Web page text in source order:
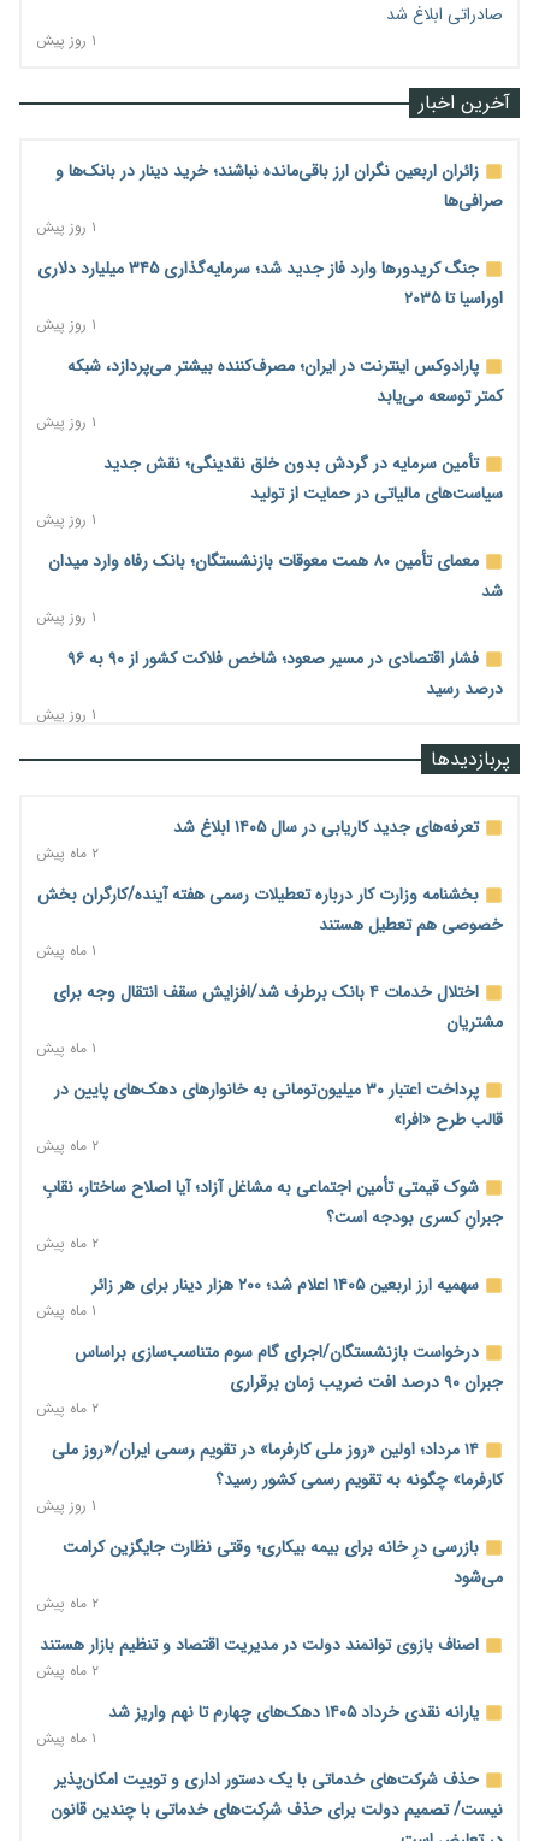
صادراتی ابلاغ شد
۱ روز پیش
آخرین اخبار
زائران اربعین نگران ارز باقی‌مانده نباشند؛ خرید دینار در بانک‌ها و
صرافی‌ها
۱ روز پیش
جنگ کریدورها وارد فاز جدید شد؛ سرمایه‌گذاری ۳۴۵ میلیارد دلاری
اوراسیا تا ۲۰۳۵
۱ روز پیش
پارادوکس اینترنت در ایران؛ مصرف‌کننده بیشتر می‌پردازد، شبکه
کمتر توسعه می‌یابد
۱ روز پیش
تأمین سرمایه در گردش بدون خلق نقدینگی؛ نقش جدید
سیاست‌های مالیاتی در حمایت از تولید
۱ روز پیش
معمای تأمین ۸۰ همت معوقات بازنشستگان؛ بانک رفاه وارد میدان
شد
۱ روز پیش
فشار اقتصادی در مسیر صعود؛ شاخص فلاکت کشور از ۹۰ به ۹۶
درصد رسید
۱ روز پیش
رشد ۷۵ هزار میلیاردی بازار خرید اعتباری؛ فین‌تک‌ها وارد میدان
آغاز اجرای پایلوت «ردا کارت» برای دانشجویان تحصیلات تکمیلی
۱ روز پیش
محدودیت تازه برای شبکه بانکی؛ افزایش سپرده قانونی با هدف
کنترل تورم
۱ روز پیش
ترمز تولید خودرو کشیده شد؛ افت ۲۵ درصدی تیراژ ایران‌خودرو،
سایپا و پارس‌خودرو
۱ روز پیش
بنگاه‌داری بانک‌ها؛ مانع بزرگ خانه‌دار شدن مستأجران
نماینده مجلس: توسعه مرزهای زمینی به راهبرد تأمین کالاهای
اساسی تبدیل شود
۱ روز پیش
خانه کارگر قزوین: شکاف دستمزد و هزینه معیشت هر روز عمیق‌تر
می‌شود
۱ روز پیش
رئیس سازمان امور مالیاتی: بلاگرهای پردرآمد مشمول پرداخت
مالیات هستند
۱ روز پیش
پیش‌بینی افزایش تولید برنج؛ نیاز وارداتی کشور به ۵۰۰ هزار تن
کاهش می‌یابد
۱ روز پیش
امضای تفاهم‌نامه تجاری ایران و پاکستان؛ هدف‌گذاری تجارت ۱۰
اختیارات جدید گمرکات برای تمدید ورود موقت کالا و خودرو تا
پایان شهریور ابلاغ شد
۱ روز پیش
پربازدیدها
تعرفه‌های جدید کاریابی در سال ۱۴۰۵ ابلاغ شد
۲ ماه پیش
بخشنامه وزارت کار درباره تعطیلات رسمی هفته آینده/کارگران بخش
خصوصی هم تعطیل هستند
۱ ماه پیش
اختلال خدمات ۴ بانک برطرف شد/افزایش سقف انتقال وجه برای
مشتریان
۱ ماه پیش
پرداخت اعتبار ۳۰ میلیون‌تومانی به خانوارهای دهک‌های پایین در
قالب طرح «افرا»
۲ ماه پیش
شوک قیمتی تأمین اجتماعی به مشاغل آزاد؛ آیا اصلاح ساختار، نقابِ
جبرانِ کسری بودجه است؟
۲ ماه پیش
سهمیه ارز اربعین ۱۴۰۵ اعلام شد؛ ۲۰۰ هزار دینار برای هر زائر
۱ ماه پیش
درخواست بازنشستگان/اجرای گام سوم متناسب‌سازی براساس
جبران ۹۰ درصد افت ضریب زمان برقراری
۲ ماه پیش
۱۴ مرداد؛ اولین «روز ملی کارفرما» در تقویم رسمی ایران/«روز ملی
کارفرما» چگونه به تقویم رسمی کشور رسید؟
۱ روز پیش
بازرسی درِ خانه برای بیمه بیکاری؛ وقتی نظارت جایگزین کرامت
می‌شود
۲ ماه پیش
اصناف بازوی توانمند دولت در مدیریت اقتصاد و تنظیم بازار هستند
۲ ماه پیش
یارانه نقدی خرداد ۱۴۰۵ دهک‌های چهارم تا نهم واریز شد
۱ ماه پیش
حذف شرکت‌های خدماتی با یک دستور اداری و توییت امکان‌پذیر
نیست/ تصمیم دولت برای حذف شرکت‌های خدماتی با چندین قانون